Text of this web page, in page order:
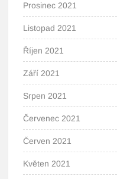
Prosinec 2021
Listopad 2021
Říjen 2021
Září 2021
Srpen 2021
Červenec 2021
Červen 2021
Květen 2021